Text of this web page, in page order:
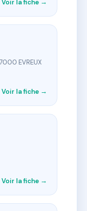
Voir la fiche →
EVREUX
Voir la fiche →
Voir la fiche →